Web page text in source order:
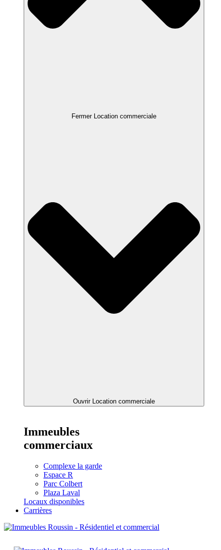
Fermer Location commerciale
Ouvrir Location commerciale
Immeubles
commerciaux
Complexe la garde
Espace R
Parc Colbert
Plaza Laval
Locaux disponibles
Carrières